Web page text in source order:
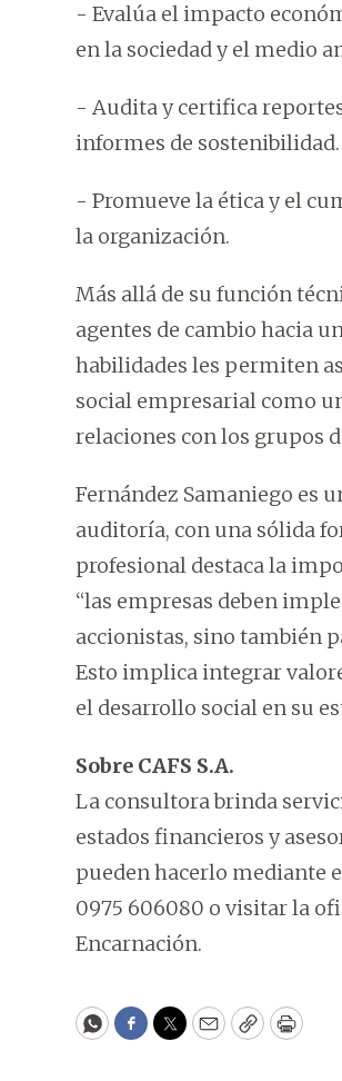
- Evalúa el impacto
en la sociedad y el medio
- Audita y certifica
informes de sostenibilidad.
- Promueve la ética y el
la organización.
Más allá de su función
agentes de cambio hacia
habilidades les permiten
social empresarial como
relaciones con los grupos
Fernández Samaniego es
auditoría, con una sólida
profesional destaca la
“las empresas deben
accionistas, sino también
Esto implica integrar
el desarrollo social en su
Sobre CAFS S.A.
La consultora brinda
estados financieros y
pueden hacerlo mediante
0975 606080 o visitar la
Encarnación.
WhatsApp
Facebook
Twitter
EmailCopyPrint